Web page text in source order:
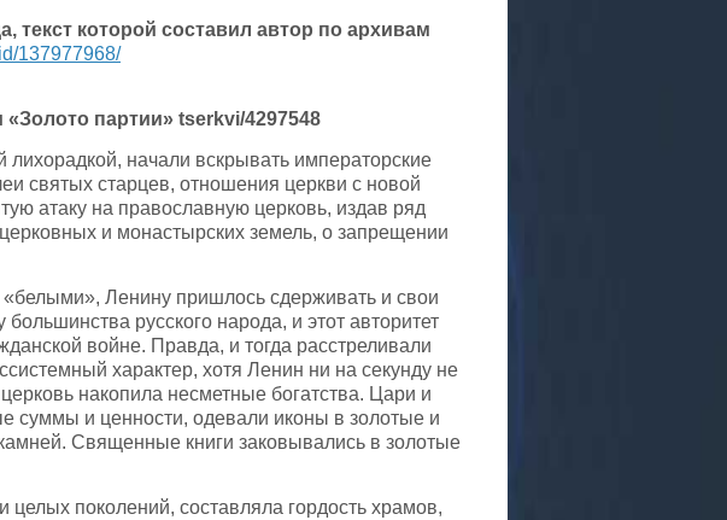
текст которой составил автор по архивам
137977968/
партии» tserkvi/4297548
начали вскрывать императорские
святых старцев, отношения церкви с новой
атаку на православную церковь, издав ряд
и монастырских земель, о запрещении
Ленину пришлось сдерживать и свои
русского народа, и этот авторитет
войне. Правда, и тогда расстреливали
характер, хотя Ленин ни на секунду не
накопила несметные богатства. Цари и
суммы и ценности, одевали иконы в золотые и
Священные книги заковывались в золотые
поколений, составляла гордость храмов,